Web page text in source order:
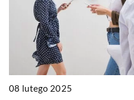
08 lutego 2025